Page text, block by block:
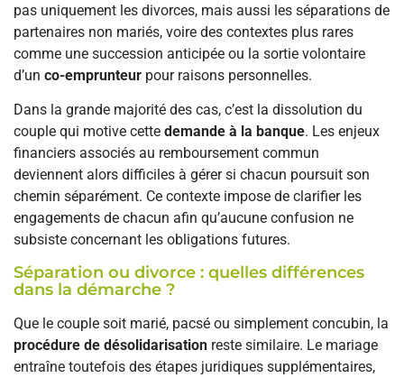
pas uniquement les divorces, mais aussi les séparations de
partenaires non mariés, voire des contextes plus rares
comme une succession anticipée ou la sortie volontaire
d’un co-emprunteur pour raisons personnelles.
Dans la grande majorité des cas, c’est la dissolution du
couple qui motive cette demande à la banque. Les enjeux
financiers associés au remboursement commun
deviennent alors difficiles à gérer si chacun poursuit son
chemin séparément. Ce contexte impose de clarifier les
engagements de chacun afin qu’aucune confusion ne
subsiste concernant les obligations futures.
Séparation ou divorce : quelles différences
dans la démarche ?
Que le couple soit marié, pacsé ou simplement concubin, la
procédure de désolidarisation reste similaire. Le mariage
entraîne toutefois des étapes juridiques supplémentaires,